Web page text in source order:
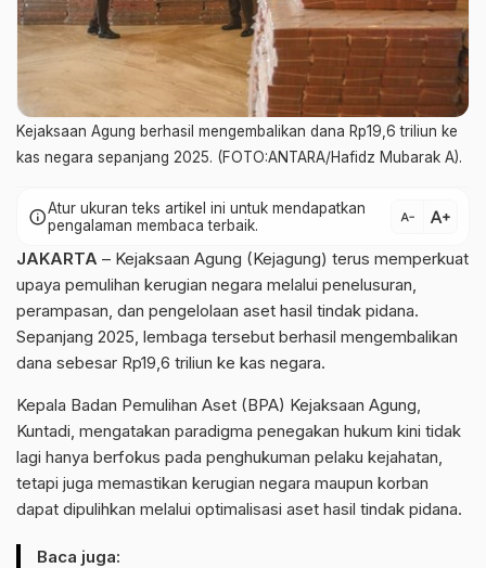
Kejaksaan Agung berhasil mengembalikan dana Rp19,6 triliun ke
kas negara sepanjang 2025. (FOTO:ANTARA/Hafidz Mubarak A).
infoAtur ukuran teks artikel ini untuk mendapatkan
pengalaman membaca terbaik.
text_decrease text_increase
JAKARTA – Kejaksaan Agung (Kejagung) terus memperkuat
upaya pemulihan kerugian negara melalui penelusuran,
perampasan, dan pengelolaan aset hasil tindak pidana.
Sepanjang 2025, lembaga tersebut berhasil mengembalikan
dana sebesar Rp19,6 triliun ke kas negara.
Kepala Badan Pemulihan Aset (BPA) Kejaksaan Agung,
Kuntadi, mengatakan paradigma penegakan hukum kini tidak
lagi hanya berfokus pada penghukuman pelaku kejahatan,
tetapi juga memastikan kerugian negara maupun korban
dapat dipulihkan melalui optimalisasi aset hasil tindak pidana.
Baca juga: